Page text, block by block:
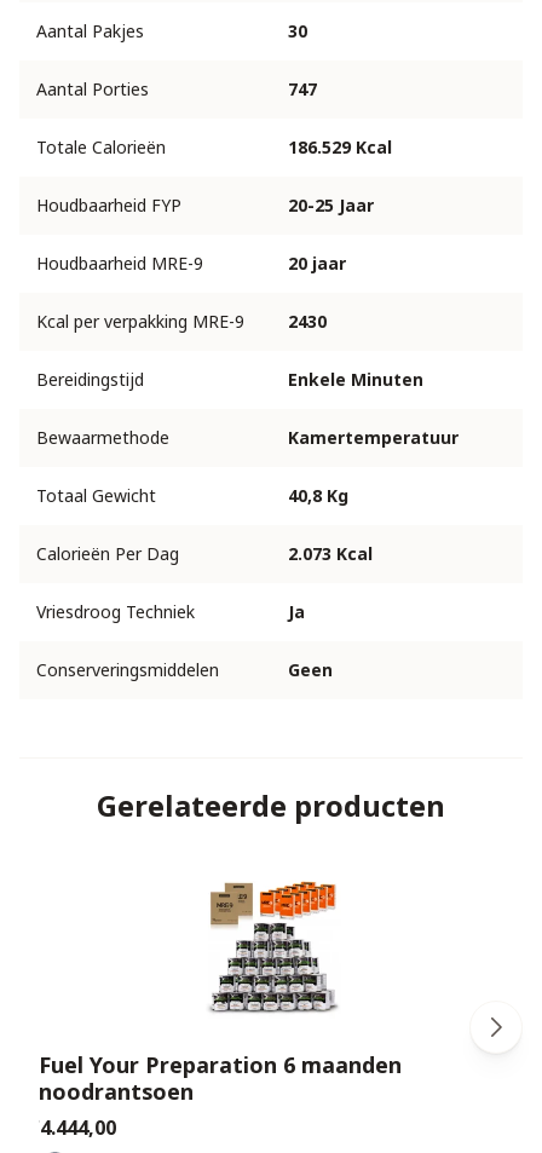
Aantal Pakjes 30
Aantal Porties 747
Totale Calorieën 186.529 Kcal
Houdbaarheid FYP 20-25 Jaar
Houdbaarheid MRE-9 20 jaar
Kcal per verpakking MRE-9 2430
Bereidingstijd Enkele Minuten
Bewaarmethode Kamertemperatuur
Totaal Gewicht 40,8 Kg
Calorieën Per Dag 2.073 Kcal
Vriesdroog Techniek Ja
Conserveringsmiddelen Geen
Gerelateerde producten
Fuel Your Preparation 6 maanden
noodrantsoen
€4.444,00